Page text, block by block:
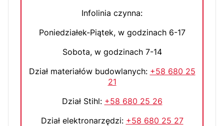
Infolinia czynna:
Poniedziałek-Piątek, w godzinach 6-17
Sobota, w godzinach 7-14
Dział materiałów budowlanych: +58 680 25
21
Dział Stihl: +58 680 25 26
Dział elektronarzędzi: +58 680 25 27